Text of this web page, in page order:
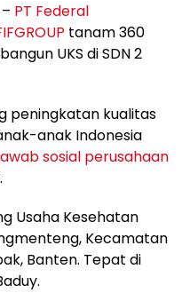
– PT Federal
tanam 360
UKS di SDN 2
peningkatan kualitas
anak Indonesia
sosial perusahaan
Usaha Kesehatan
Kecamatan
Banten. Tepat di